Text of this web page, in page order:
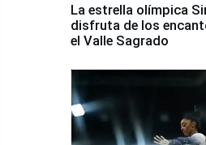
La estrella olímpica
disfruta de los
el Valle Sagrado